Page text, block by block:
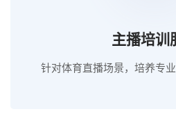
主播培训
针对体育直播场景，培养专